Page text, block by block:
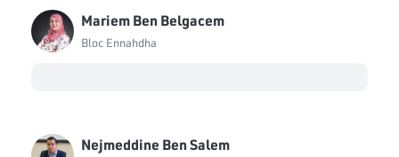
Mariem Ben Belgacem
Bloc Ennahdha
Nejmeddine Ben Salem